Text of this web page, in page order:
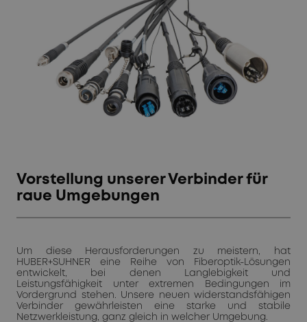
Vorstellung unserer Verbinder für
raue Umgebungen
Um diese Herausforderungen zu meistern, hat
HUBER+SUHNER eine Reihe von Fiberoptik-Lösungen
entwickelt, bei denen Langlebigkeit und
Leistungsfähigkeit unter extremen Bedingungen im
Vordergrund stehen. Unsere neuen widerstandsfähigen
Verbinder gewährleisten eine starke und stabile
Netzwerkleistung, ganz gleich in welcher Umgebung.